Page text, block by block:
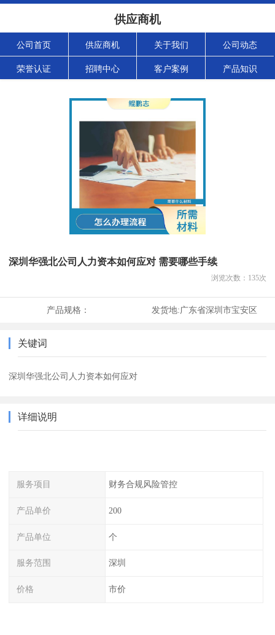
供应商机
公司首页 供应商机 关于我们 公司动态
荣誉认证 招聘中心 客户案例 产品知识
深圳华强北公司人力资本如何应对 需要哪些手续
浏览次数： 135次
产品规格： 发货地:广东省深圳市宝安区
关键词
深圳华强北公司人力资本如何应对
详细说明
服务项目 财务合规风险管控
产品单价 200
产品单位 个
服务范围 深圳
价格 市价